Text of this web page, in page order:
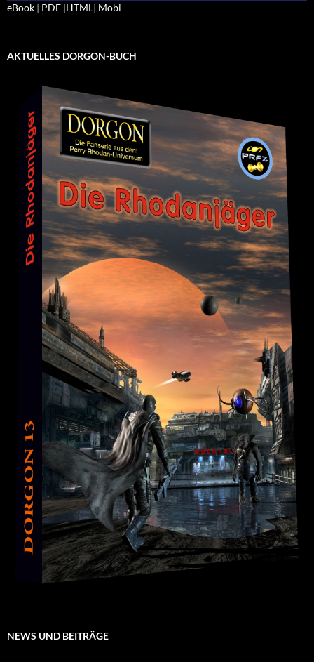
eBook | PDF |HTML| Mobi
AKTUELLES DORGON-BUCH
NEWS UND BEITRÄGE